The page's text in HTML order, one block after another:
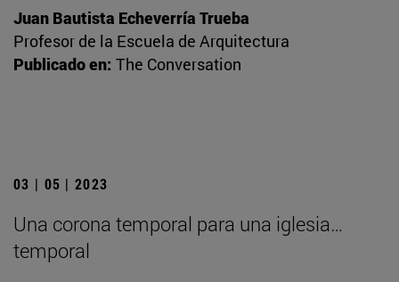
Juan Bautista Echeverría Trueba
Profesor de la Escuela de Arquitectura
Publicado en: The Conversation
03 | 05 | 2023
Una corona temporal para una iglesia…
temporal